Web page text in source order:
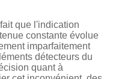
que l'indication
constante évolue
imparfaitement
détecteurs du
quant à